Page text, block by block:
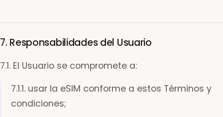
7. Responsabilidades del Usuario
7.1. El Usuario se compromete a:
7.1.1. usar la eSIM conforme a estos Términos y
condiciones;